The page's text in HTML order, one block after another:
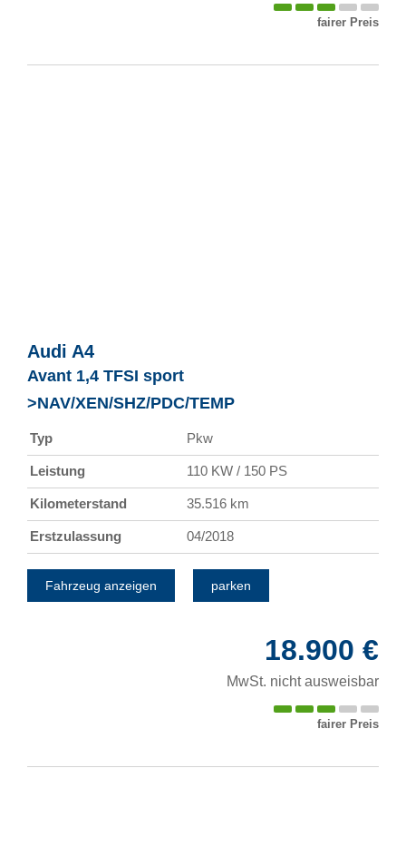
fairer Preis
Audi A4
Avant 1,4 TFSI sport
>NAV/XEN/SHZ/PDC/TEMP
Typ Pkw
Leistung 110 KW / 150 PS
Kilometerstand 35.516 km
Erstzulassung 04/2018
Fahrzeug anzeigen parken
18.900 €
MwSt. nicht ausweisbar
fairer Preis